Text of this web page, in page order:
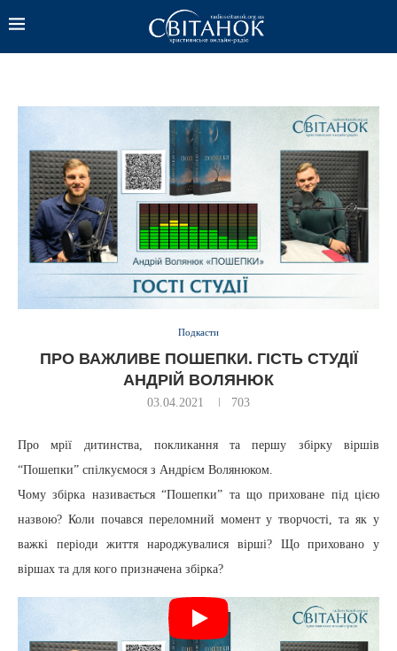
Подкасти
ПРО ВАЖЛИВЕ ПОШЕПКИ. ГІСТЬ СТУДІЇ
АНДРІЙ ВОЛЯНЮК
03.04.2021 703
Про мрії дитинства, покликання та першу збірку віршів
“Пошепки” спілкуємося з Андрієм Волянюком.
Чому збірка називається “Пошепки” та що приховане під цією
назвою? Коли почався переломний момент у творчості, та як у
важкі періоди життя народжувалися вірші? Що приховано у
віршах та для кого призначена збірка?